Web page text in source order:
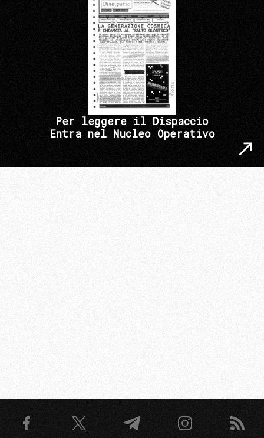
Per leggere il Dispaccio
Entra nel Nucleo Operativo